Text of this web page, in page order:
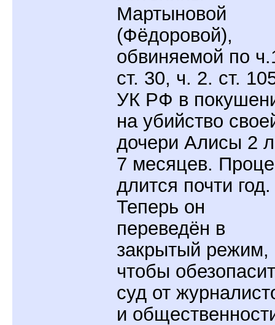
Мартыновой
(Фёдоровой),
обвиняемой по
ст. 30, ч. 2. ст.
УК РФ в
на убийство
дочери Алисы 2
7 месяцев.
длится почти год.
Теперь он
переведён в
закрытый режим,
чтобы
суд от
и